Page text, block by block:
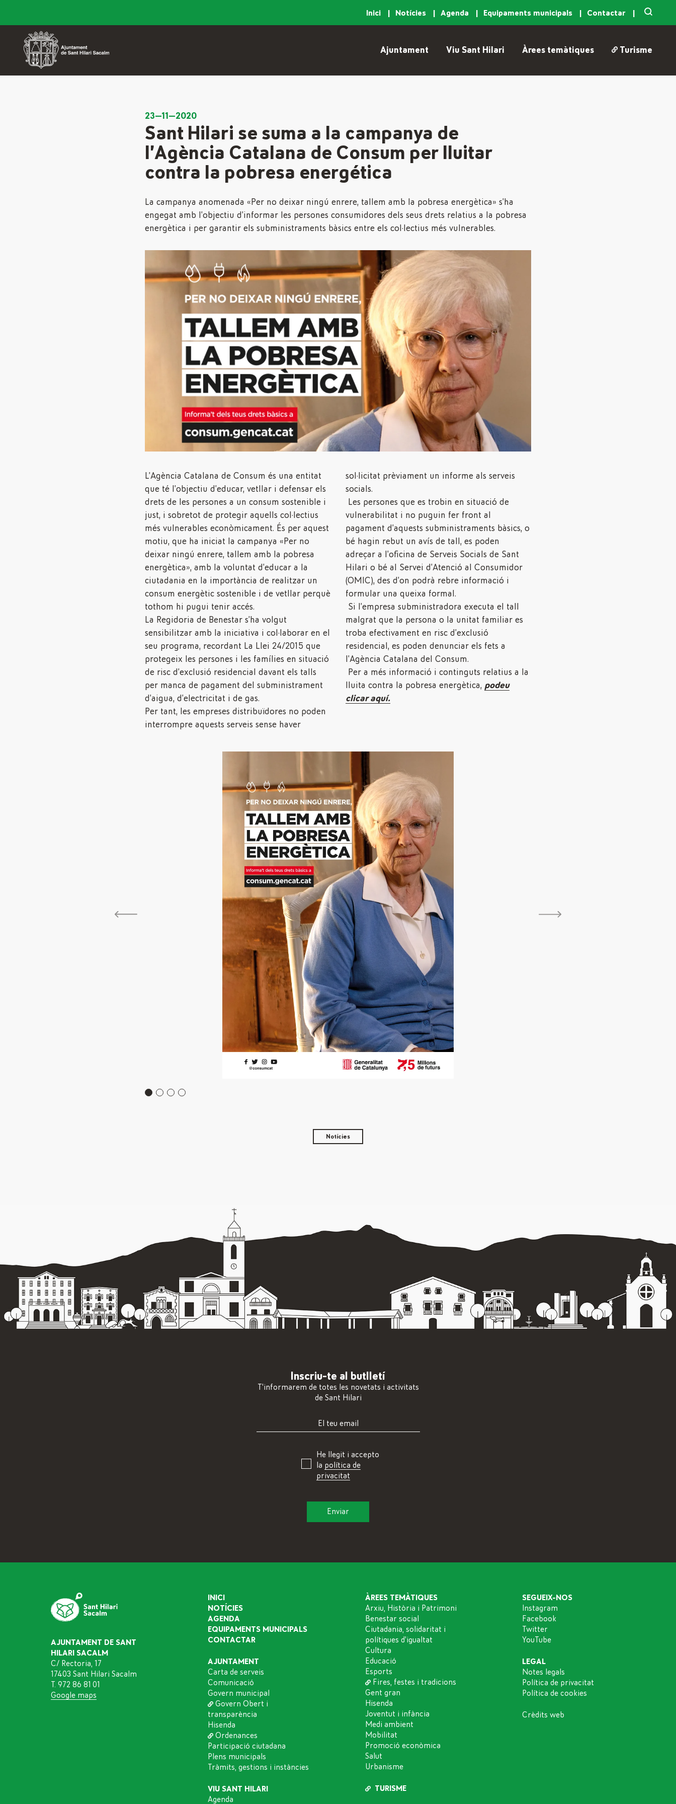
Inici Notícies Agenda Equipaments municipals Contactar
Ajuntament Viu Sant Hilari Àrees temàtiques Turisme
23—11—2020
Sant Hilari se suma a la campanya de
l’Agència Catalana de Consum per lluitar
contra la pobresa energética
La campanya anomenada «Per no deixar ningú enrere, tallem amb la pobresa energètica» s’ha
engegat amb l’objectiu d’informar les persones consumidores dels seus drets relatius a la pobresa
energètica i per garantir els subministraments bàsics entre els col·lectius més vulnerables.
L’Agència Catalana de Consum és una entitat
que té l’objectiu d’educar, vetllar i defensar els
drets de les persones a un consum sostenible i
just, i sobretot de protegir aquells col·lectius
més vulnerables econòmicament. És per aquest
motiu, que ha iniciat la campanya «Per no
deixar ningú enrere, tallem amb la pobresa
energètica», amb la voluntat d’educar a la
ciutadania en la importància de realitzar un
consum energètic sostenible i de vetllar perquè
tothom hi pugui tenir accés.
La Regidoria de Benestar s’ha volgut
sensibilitzar amb la iniciativa i col·laborar en el
seu programa, recordant La Llei 24/2015 que
protegeix les persones i les famílies en situació
de risc d’exclusió residencial davant els talls
per manca de pagament del subministrament
d’aigua, d’electricitat i de gas.
Per tant, les empreses distribuïdores no poden
interrompre aquests serveis sense haver
sol·licitat prèviament un informe als serveis
socials.
Les persones que es trobin en situació de
vulnerabilitat i no puguin fer front al
pagament d’aquests subministraments bàsics, o
bé hagin rebut un avís de tall, es poden
adreçar a l’oficina de Serveis Socials de Sant
Hilari o bé al Servei d’Atenció al Consumidor
(OMIC), des d’on podrà rebre informació i
formular una queixa formal.
Si l’empresa subministradora executa el tall
malgrat que la persona o la unitat familiar es
troba efectivament en risc d’exclusió
residencial, es poden denunciar els fets a
l’Agència Catalana del Consum.
Per a més informació i continguts relatius a la
lluita contra la pobresa energètica, podeu
clicar aquí.
Notícies
Inscriu-te al butlletí
T'informarem de totes les novetats i activitats
de Sant Hilari
He llegit i accepto
la política de
privacitat
AJUNTAMENT DE SANT
HILARI SACALM
C/ Rectoria, 17
17403 Sant Hilari Sacalm
T. 972 86 81 01
Google maps
INICI
NOTÍCIES
AGENDA
EQUIPAMENTS MUNICIPALS
CONTACTAR
AJUNTAMENT
Carta de serveis
Comunicació
Govern municipal
Govern Obert i
transparència
Hisenda
Ordenances
Participació ciutadana
Plens municipals
Tràmits, gestions i instàncies
VIU SANT HILARI
Agenda
ÀREES TEMÀTIQUES
Arxiu, Història i Patrimoni
Benestar social
Ciutadania, solidaritat i
polítiques d'igualtat
Cultura
Educació
Esports
Fires, festes i tradicions
Gent gran
Hisenda
Joventut i infància
Medi ambient
Mobilitat
Promoció econòmica
Salut
Urbanisme
TURISME
SEGUEIX-NOS
Instagram
Facebook
Twitter
YouTube
LEGAL
Notes legals
Política de privacitat
Política de cookies
Crèdits web